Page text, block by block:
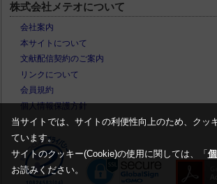
株式会社メテオについて
会社案内
本サイトについて
文献配信契約のご案内
リンクについて
会員規約
個人情報保護方針
当サイトでは、サイトの利便性向上のため、クッ
ています。
サイトのクッキー(Cookie)の使用に関しては、「
お読みください。